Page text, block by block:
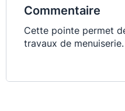
Commentaire
Cette pointe permet
travaux de menuiserie.